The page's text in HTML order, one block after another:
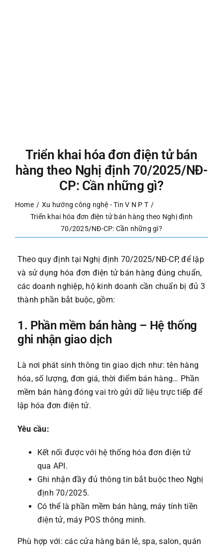
Triển khai hóa đơn điện tử bán
hàng theo Nghị định 70/2025/NĐ-
CP: Cần những gì?
Home
Xu hướng công nghệ - Tin V N P T
Triển khai hóa đơn điện tử bán hàng theo Nghị định
70/2025/NĐ-CP: Cần những gì?
Theo quy định tại Nghị định 70/2025/NĐ-CP, để lập
và sử dụng hóa đơn điện tử bán hàng đúng chuẩn,
các doanh nghiệp, hộ kinh doanh cần chuẩn bị đủ 3
thành phần bắt buộc, gồm:
1. Phần mềm bán hàng – Hệ thống
ghi nhận giao dịch
Là nơi phát sinh thông tin giao dịch như: tên hàng
hóa, số lượng, đơn giá, thời điểm bán hàng… Phần
mềm bán hàng đóng vai trò gửi dữ liệu trực tiếp để
lập hóa đơn điện tử.
Yêu cầu:
Kết nối được với hệ thống hóa đơn điện tử
qua API.
Ghi nhận đầy đủ thông tin bắt buộc theo Nghị
định 70/2025.
Có thể là phần mềm bán hàng, máy tính tiền
điện tử, máy POS thông minh.
Phù hợp với: các cửa hàng bán lẻ, spa, salon, quán